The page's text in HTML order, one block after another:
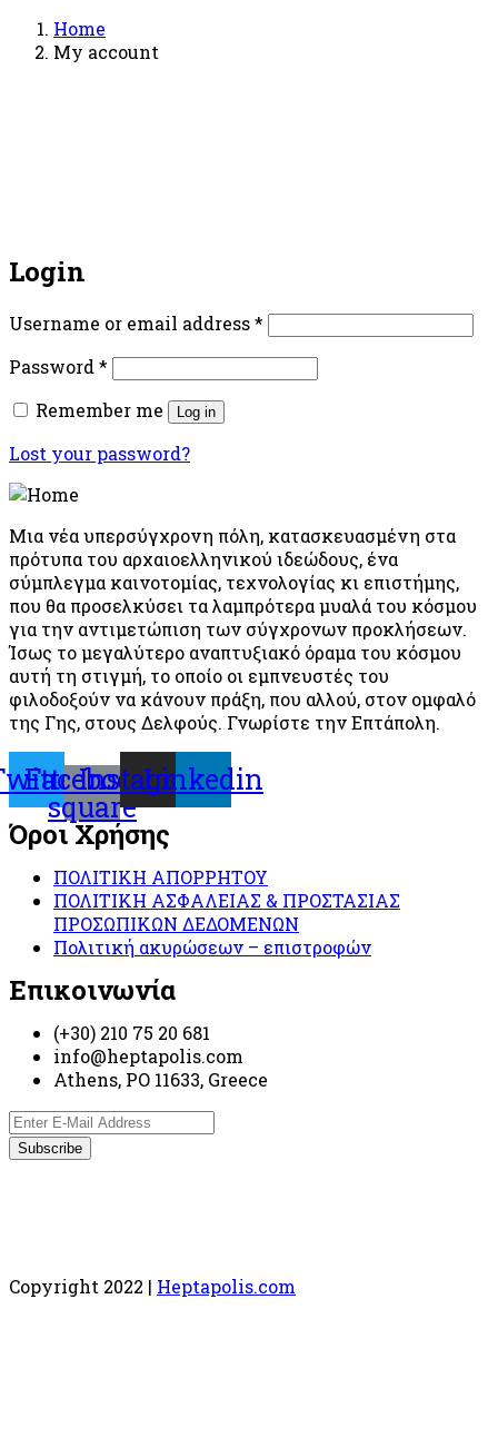
Home
My account
Login
Username or email address*
Password*
Remember me
Log in
Lost your password?
Μια νέα υπερσύγχρονη πόλη, κατασκευασμένη στα
πρότυπα του αρχαιοελληνικού ιδεώδους, ένα
σύμπλεγμα καινοτομίας, τεχνολογίας κι επιστήμης,
που θα προσελκύσει τα λαμπρότερα μυαλά του κόσμου
για την αντιμετώπιση των σύγχρονων προκλήσεων.
Ίσως το μεγαλύτερο αναπτυξιακό όραμα του κόσμου
αυτή τη στιγμή, το οποίο οι εμπνευστές του
φιλοδοξούν να κάνουν πράξη, που αλλού, στον ομφαλό
της Γης, στους Δελφούς. Γνωρίστε την Επτάπολη.
Facebook-
square
Instagram
Linkedin
Όροι Χρήσης
ΠΟΛΙΤΙΚΗ ΑΠΟΡΡΗΤΟΥ
ΠΟΛΙΤΙΚΗ ΑΣΦΑΛΕΙΑΣ & ΠΡΟΣΤΑΣΙΑΣ
ΠΡΟΣΩΠΙΚΩΝ ΔΕΔΟΜΕΝΩΝ
Πολιτική ακυρώσεων – επιστροφών
Επικοινωνία
(+30) 210 75 20 681
info@heptapolis.com
Athens, PO 11633, Greece
Copyright 2022 | Heptapolis.com